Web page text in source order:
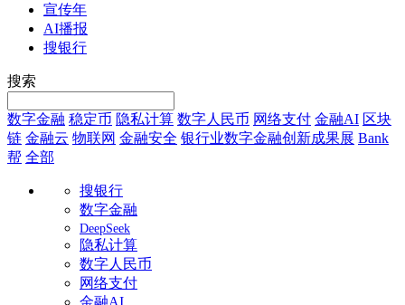
宣传年
AI播报
搜银行
搜索
数字金融 稳定币 隐私计算 数字人民币 网络支付 金融AI 区块
链 金融云 物联网 金融安全 银行业数字金融创新成果展 Bank
帮 全部
搜银行
数字金融
DeepSeek
隐私计算
数字人民币
网络支付
金融AI